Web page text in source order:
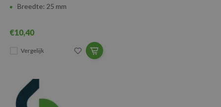
Breedte: 25 mm
€10,40
Vergelijk